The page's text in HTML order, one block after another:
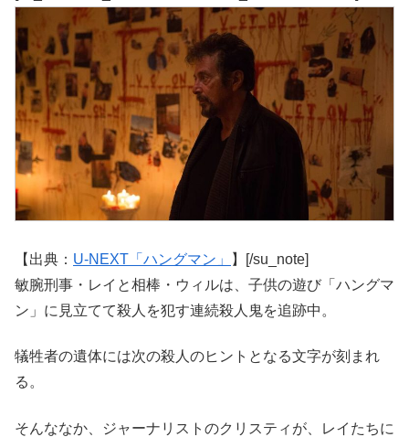
【出典： U-NEXT「ハングマン」
】[/su_note]
敏腕刑事・レイと相棒・ウィルは、子供の遊び「ハングマ
ン」に見立てて殺人を犯す連続殺人鬼を追跡中。
犠牲者の遺体には次の殺人のヒントとなる文字が刻まれ
る。
そんななか、ジャーナリストのクリスティが、レイたちに